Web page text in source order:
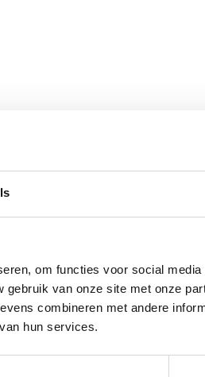
om functies voor social media
van onze site met onze
combineren met andere
hun services.